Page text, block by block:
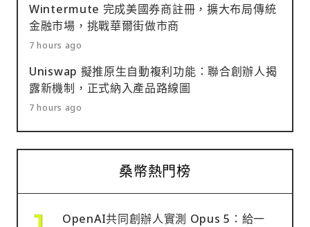
Wintermute 完成美國券商註冊，擴大布局傳統
金融市場，挑戰華爾街做市商
7 hours ago
Uniswap 擬推原生自動複利功能：聯合創辦人揭
露新機制，正式納入產品路線圖
7 hours ago
桑幣熱門榜
OpenAI共同創辦人實測 Opus 5：給一